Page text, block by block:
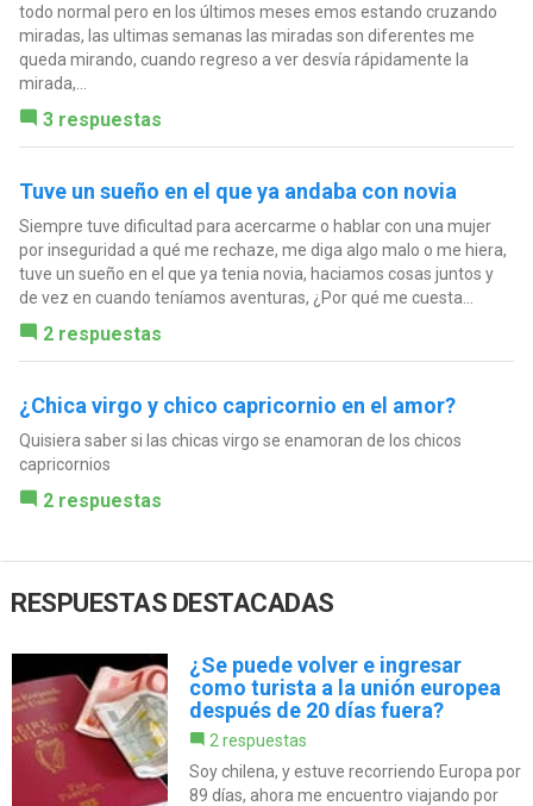
todo normal pero en los últimos meses emos estando cruzando
miradas, las ultimas semanas las miradas son diferentes me
queda mirando, cuando regreso a ver desvía rápidamente la
mirada,...
3 respuestas
Tuve un sueño en el que ya andaba con novia
Siempre tuve dificultad para acercarme o hablar con una mujer
por inseguridad a qué me rechaze, me diga algo malo o me hiera,
tuve un sueño en el que ya tenia novia, haciamos cosas juntos y
de vez en cuando teníamos aventuras, ¿Por qué me cuesta...
2 respuestas
¿Chica virgo y chico capricornio en el amor?
Quisiera saber si las chicas virgo se enamoran de los chicos
capricornios
2 respuestas
RESPUESTAS DESTACADAS
¿Se puede volver e ingresar
como turista a la unión europea
después de 20 días fuera?
2 respuestas
Soy chilena, y estuve recorriendo Europa por
89 días, ahora me encuentro viajando por